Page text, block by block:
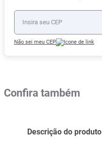
Não sei meu CEP
Confira também
Descrição do produto